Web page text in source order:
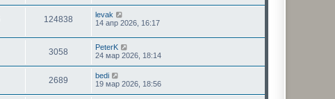
124838
levak
14 апр 2026, 16:17
3058
PeterK
24 мар 2026, 18:14
2689
bedi
19 мар 2026, 18:56